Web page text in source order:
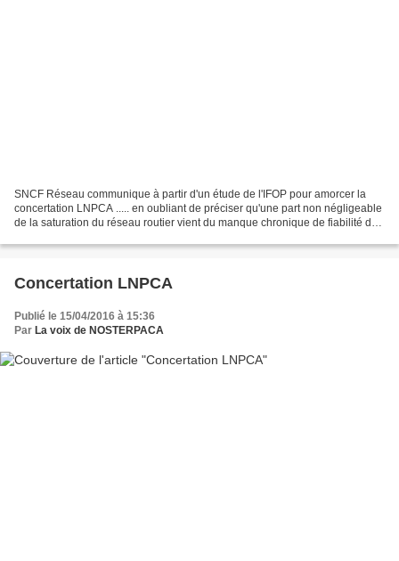
SNCF Réseau communique à partir d'un étude de l'IFOP pour amorcer la
concertation LNPCA ..... en oubliant de préciser qu'une part non négligeable
de la saturation du réseau routier vient du manque chronique de fiabilité des
Concertation LNPCA
Publié le 15/04/2016 à 15:36
Par La voix de NOSTERPACA